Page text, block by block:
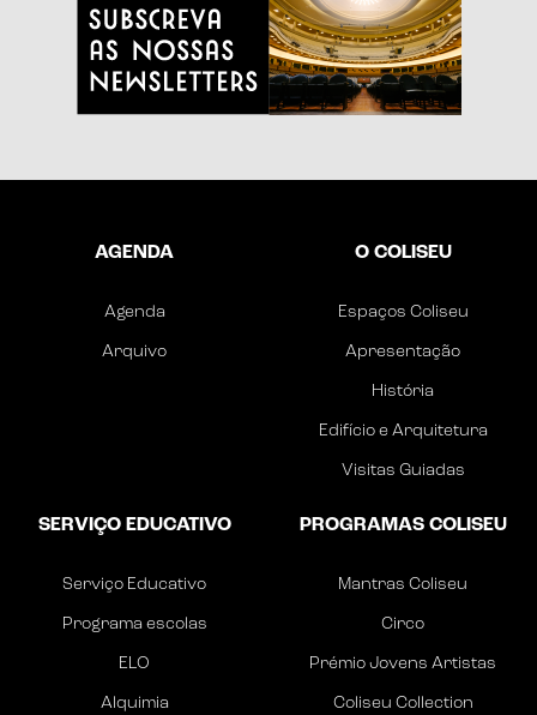
AGENDA
Agenda
Arquivo
O COLISEU
Espaços Coliseu
Apresentação
História
Edifício e Arquitetura
Visitas Guiadas
SERVIÇO EDUCATIVO
Serviço Educativo
Programa escolas
ELO
Alquimia
PROGRAMAS COLISEU
Mantras Coliseu
Circo
Prémio Jovens Artistas
Coliseu Collection